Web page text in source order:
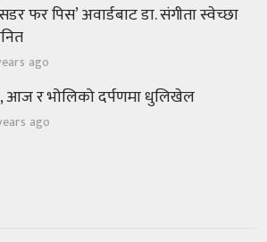
फर पिस’ अवार्डबाट डा. संगीता स्वेच्छा
ago
आज र भोलिको दर्पणमा धुलिखेल
ago